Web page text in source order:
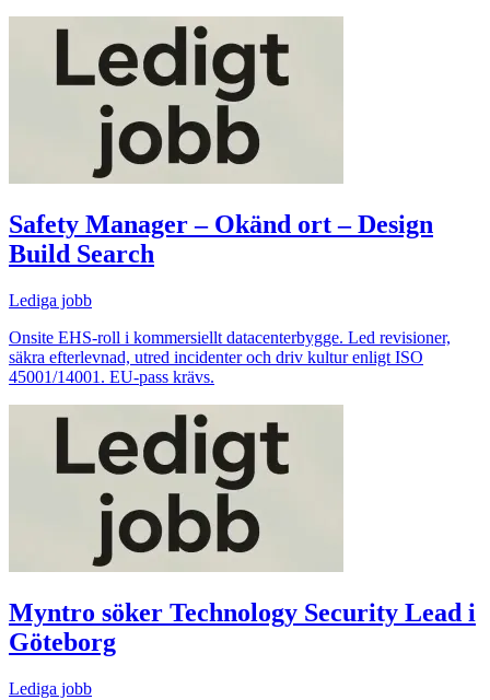
Safety Manager – Okänd ort – Design
Build Search
Lediga jobb
Onsite EHS-roll i kommersiellt datacenterbygge. Led revisioner,
säkra efterlevnad, utred incidenter och driv kultur enligt ISO
45001/14001. EU-pass krävs.
Myntro söker Technology Security Lead i
Göteborg
Lediga jobb